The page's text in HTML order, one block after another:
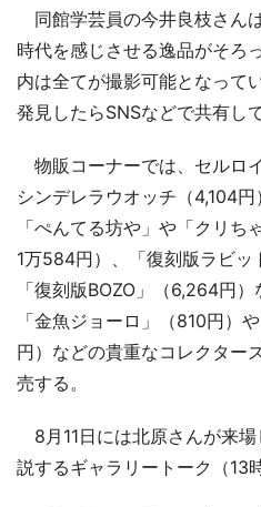
同館学芸員の今井良枝さん
時代を感じさせる逸品がそろ
内は全てが撮影可能となって
発見したらSNSなどで共有し
物販コーナーでは、セルロ
シンデレラウオッチ（4,104円
「ぺんてる坊や」や「クリ
1万584円）、「復刻版ラビッ
「復刻版BOZO」（6,264円
「金魚ジョーロ」（810円）
円）などの貴重なコレクター
売する。
8月11日には北原さんが来
説するギャラリートーク（13